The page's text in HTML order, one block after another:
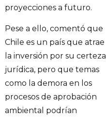
proyecciones a futuro.
Pese a ello, comentó que
Chile es un país que atrae
la inversión por su certeza
jurídica, pero que temas
como la demora en los
procesos de aprobación
ambiental podrían